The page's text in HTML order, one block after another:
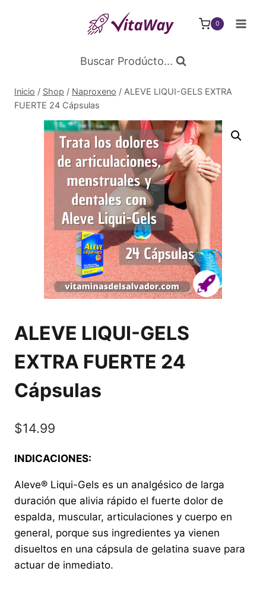
0
Buscar Prodúcto...
Inicio / Shop / Naproxeno / ALEVE LIQUI-GELS EXTRA
FUERTE 24 Cápsulas
ALEVE LIQUI-GELS
EXTRA FUERTE 24
Cápsulas
$14.99
INDICACIONES:
Aleve® Liqui-Gels es un analgésico de larga
duración que alivia rápido el fuerte dolor de
espalda, muscular, articulaciones y cuerpo en
general, porque sus ingredientes ya vienen
disueltos en una cápsula de gelatina suave para
actuar de inmediato.